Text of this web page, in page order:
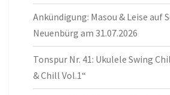
Ankündigung: Masou & Leise auf
Neuenbürg am 31.07.2026
Tonspur Nr. 41: Ukulele Swing
& Chill Vol.1“